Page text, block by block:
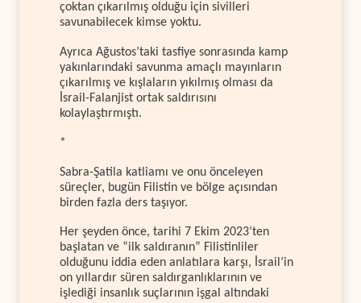
çoktan çıkarılmış olduğu için sivilleri
savunabilecek kimse yoktu.
Ayrıca Ağustos’taki tasfiye sonrasında kamp
yakınlarındaki savunma amaçlı mayınların
çıkarılmış ve kışlaların yıkılmış olması da
İsrail-Falanjist ortak saldırısını
kolaylaştırmıştı.
*
Sabra-Şatila katliamı ve onu önceleyen
süreçler, bugün Filistin ve bölge açısından
birden fazla ders taşıyor.
Her şeyden önce, tarihi 7 Ekim 2023’ten
başlatan ve “ilk saldıranın” Filistinliler
olduğunu iddia eden anlatılara karşı, İsrail’in
on yıllardır süren saldırganlıklarının ve
işlediği insanlık suçlarının işgal altındaki